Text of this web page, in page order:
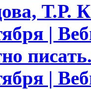
Т.Р.
|
|